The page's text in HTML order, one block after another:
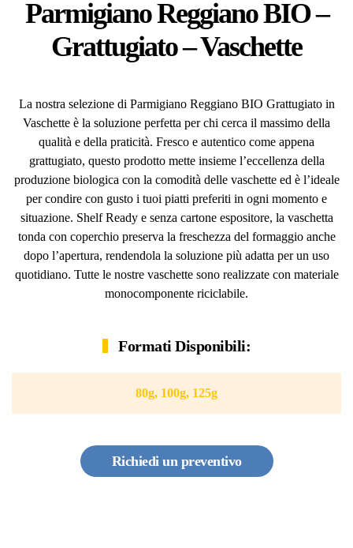
Parmigiano Reggiano BIO –
Grattugiato – Vaschette
La nostra selezione di Parmigiano Reggiano BIO Grattugiato in
Vaschette è la soluzione perfetta per chi cerca il massimo della
qualità e della praticità. Fresco e autentico come appena
grattugiato, questo prodotto mette insieme l’eccellenza della
produzione biologica con la comodità delle vaschette ed è l’ideale
per condire con gusto i tuoi piatti preferiti in ogni momento e
situazione. Shelf Ready e senza cartone espositore, la vaschetta
tonda con coperchio preserva la freschezza del formaggio anche
dopo l’apertura, rendendola la soluzione più adatta per un uso
quotidiano. Tutte le nostre vaschette sono realizzate con materiale
monocomponente riciclabile.
Formati Disponibili:
80g, 100g, 125g
Richiedi un preventivo